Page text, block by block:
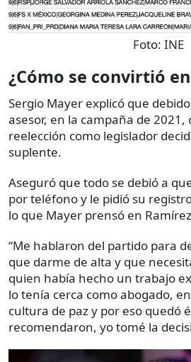
Foto: INE
¿Cómo se convirtió
Sergio Mayer explicó que
asesor, en la campaña de 2021,
reelección como legislador
suplente.
Aseguró que todo se debió a
por teléfono y le pidió su
lo que Mayer prensó en
“Me hablaron del partido para
que darme de alta y que
quien había hecho un trabajo
lo tenía cerca como abogado,
cultura de paz y por eso quedó
recomendaron, yo tomé la